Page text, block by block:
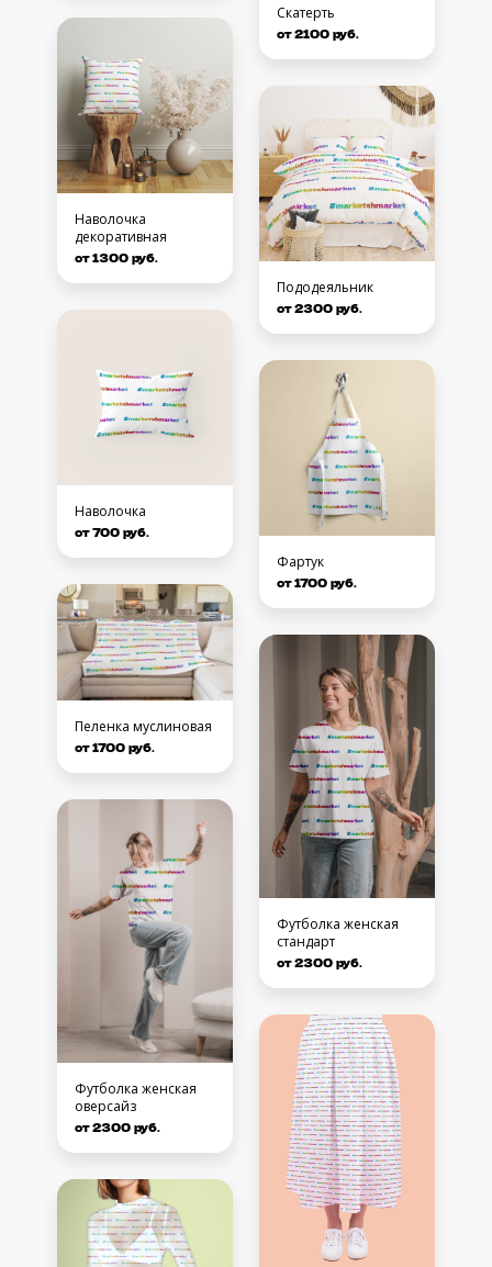
Наволочка
декоративная
от 1300 руб.
Наволочка
от 700 руб.
Пеленка муслиновая
от 1700 руб.
Футболка женская
оверсайз
от 2300 руб.
Скатерть
от 2100 руб.
Пододеяльник
от 2300 руб.
Фартук
от 1700 руб.
Футболка женская
стандарт
от 2300 руб.